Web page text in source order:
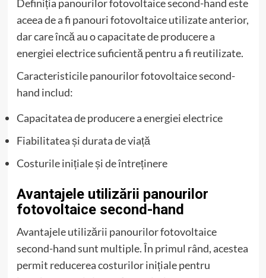
Definiția panourilor fotovoltaice second-hand este
aceea de a fi panouri fotovoltaice utilizate anterior,
dar care încă au o capacitate de producere a
energiei electrice suficientă pentru a fi reutilizate.
Caracteristicile panourilor fotovoltaice second-
hand includ:
Capacitatea de producere a energiei electrice
Fiabilitatea și durata de viață
Costurile inițiale și de întreținere
Avantajele utilizării panourilor
fotovoltaice second-hand
Avantajele utilizării panourilor fotovoltaice
second-hand sunt multiple. În primul rând, acestea
permit reducerea costurilor inițiale pentru